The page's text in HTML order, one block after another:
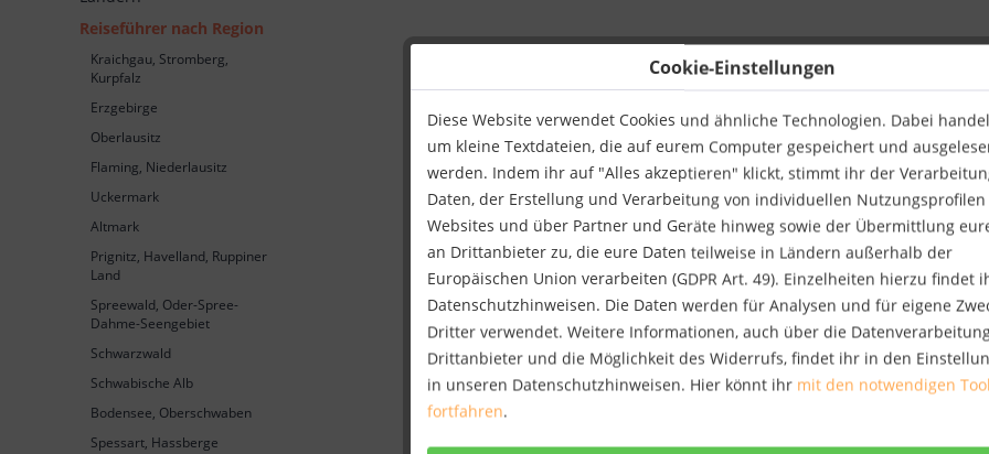
Cookie-Einstellungen
Diese Website verwendet Cookies und ähnliche Technologien. Dabei
um kleine Textdateien, die auf eurem Computer gespeichert und
werden. Indem ihr auf "Alles akzeptieren" klickt, stimmt ihr der
Daten, der Erstellung und Verarbeitung von individuellen
Websites und über Partner und Geräte hinweg sowie der Übermittlung
an Drittanbieter zu, die eure Daten teilweise in Ländern außerhalb der
Europäischen Union verarbeiten (GDPR Art. 49). Einzelheiten hierzu findet
Datenschutzhinweisen. Die Daten werden für Analysen und für eigene
Dritter verwendet. Weitere Informationen, auch über die
Drittanbieter und die Möglichkeit des Widerrufs, findet ihr in den
in unseren Datenschutzhinweisen. Hier könnt ihr mit den notwendigen
fortfahren.
Reiseführer nach Region
Kraichgau, Stromberg,
Kurpfalz
Erzgebirge
Oberlausitz
Flaming, Niederlausitz
Uckermark
Altmark
Prignitz, Havelland, Ruppiner
Land
Spreewald, Oder-Spree-
Dahme-Seengebiet
Schwarzwald
Schwabische Alb
Bodensee, Oberschwaben
Spessart, Hassberge